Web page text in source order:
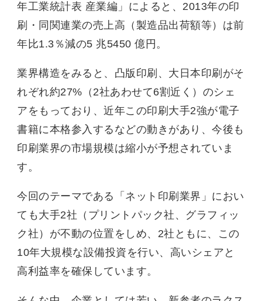
年工業統計表 産業編」によると、2013年の印
刷・同関連業の売上高（製造品出荷額等）は前
年比1.3％減の5 兆5450 億円。
業界構造をみると、凸版印刷、大日本印刷がそ
れぞれ約27%（2社あわせて6割近く）のシェ
アをもっており、近年この印刷大手2強が電子
書籍に本格参入するなどの動きがあり、今後も
印刷業界の市場規模は縮小が予想されていま
す。
今回のテーマである「ネット印刷業界」におい
ても大手2社（プリントパック社、グラフィッ
ク社）が不動の位置をしめ、2社ともに、この
10年大規模な設備投資を行い、高いシェアと
高利益率を確保しています。